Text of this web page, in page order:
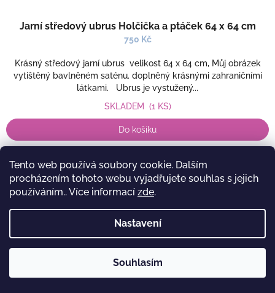
Tento web používá soubory cookie. Dalším
procházením tohoto webu vyjadřujete souhlas s jejich
používáním.. Více informací zde.
Nastavení
Souhlasím
Jarní středový ubrus Holčička a ptáček 64 x 64 cm
750 Kč
Krásný středový jarní ubrus velikost 64 x 64 cm, Můj obrázek
vytištěný bavlněném saténu. doplněný krásnými zahraničními
látkami. Ubrus je vystužený...
SKLADEM (1 KS)
Do košíku